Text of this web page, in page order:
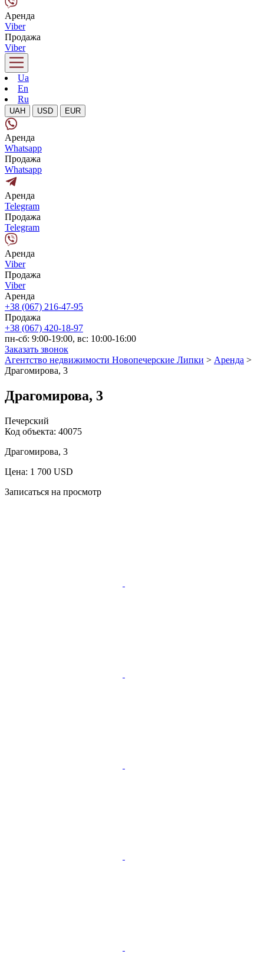
Аренда
Viber
Продажа
Viber
Ua
En
Ru
UAH USD EUR
Аренда
Whatsapp
Продажа
Whatsapp
Аренда
Telegram
Продажа
Telegram
Аренда
Viber
Продажа
Viber
Аренда
+38 (067) 216-47-95
Продажа
+38 (067) 420-18-97
пн-сб: 9:00-19:00, вс: 10:00-16:00
Заказать звонок
Агентство недвижимости Новопечерские Липки > Аренда >
Драгомирова, 3
Драгомирова, 3
Печерский
Код объекта: 40075
Драгомирова, 3
Цена: 1 700 USD
Записаться на просмотр